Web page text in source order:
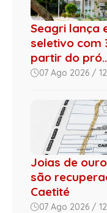
Seagri lança
seletivo com
partir do
07 Ago 2026 /
Joias de
são
Caetité
07 Ago 2026 /